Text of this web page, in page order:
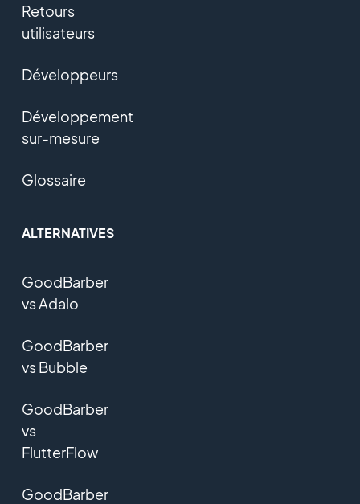
Retours
utilisateurs
Développeurs
Développement
sur-mesure
Glossaire
ALTERNATIVES
GoodBarber
vs Adalo
GoodBarber
vs Bubble
GoodBarber
vs
FlutterFlow
GoodBarber